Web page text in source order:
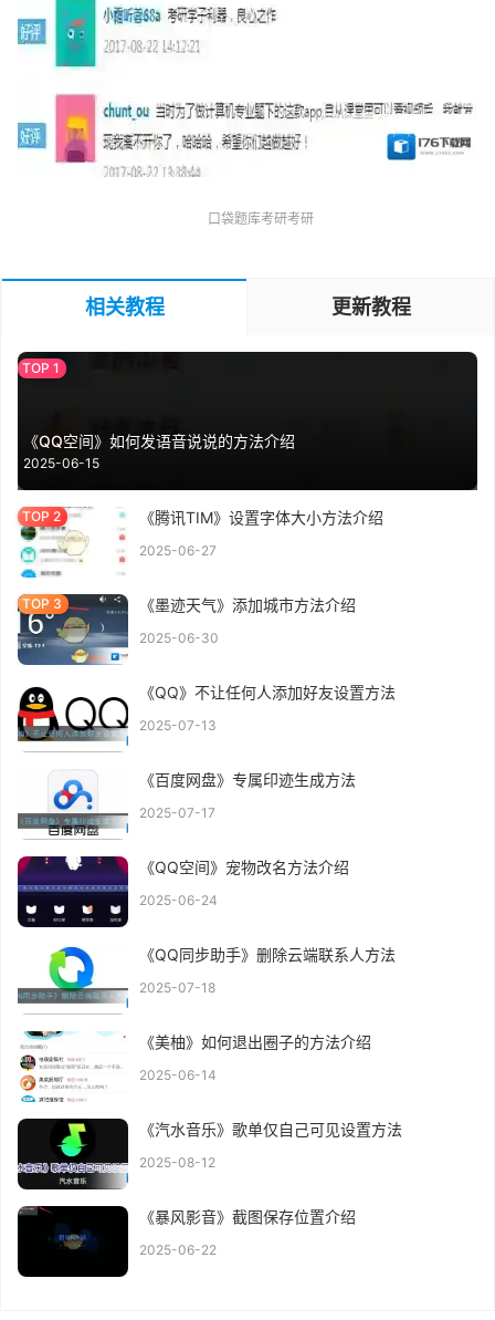
口袋题库考研考研
相关教程 更新教程
《QQ空间》如何发语音说说的方法介绍
2025-06-15
《腾讯TIM》设置字体大小方法介绍
2025-06-27
《墨迹天气》添加城市方法介绍
2025-06-30
《QQ》不让任何人添加好友设置方法
2025-07-13
《百度网盘》专属印迹生成方法
2025-07-17
《QQ空间》宠物改名方法介绍
2025-06-24
《QQ同步助手》删除云端联系人方法
2025-07-18
《美柚》如何退出圈子的方法介绍
2025-06-14
《汽水音乐》歌单仅自己可见设置方法
2025-08-12
《暴风影音》截图保存位置介绍
2025-06-22